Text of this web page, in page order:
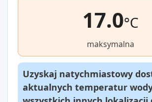
17.0°C
maksymalna
Uzyskaj natychmiastowy
aktualnych temperatur